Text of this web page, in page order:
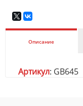
Описание
Артикул: GB645